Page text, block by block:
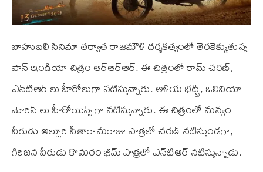
బాహుబలి సినిమా తర్వాత రాజమౌళి దర్శకత్వంలో తెరకెక్కుతున్న
పాన్ ఇండియా చిత్రం ఆర్‌ఆర్‌ఆర్. ఈ చిత్రంలో రామ్ చరణ్,
ఎన్‌టి‌ఆర్ లు హీరోలుగా నటిస్తున్నారు. అళియ భట్ట్, ఒలివియా
మోరిస్ లు హీరోయిన్స్ గా నటిస్తున్నారు. ఈ చిత్రంలో మన్యం
వీరుడు అల్లూరి సీతారామరాజు పాత్రలో చరణ్ నటిస్తుండగా,
గిరిజన వీరుడు కొమరం భీమ్ పాత్రలో ఎన్‌టి‌ఆర్ నటిస్తున్నాడు.